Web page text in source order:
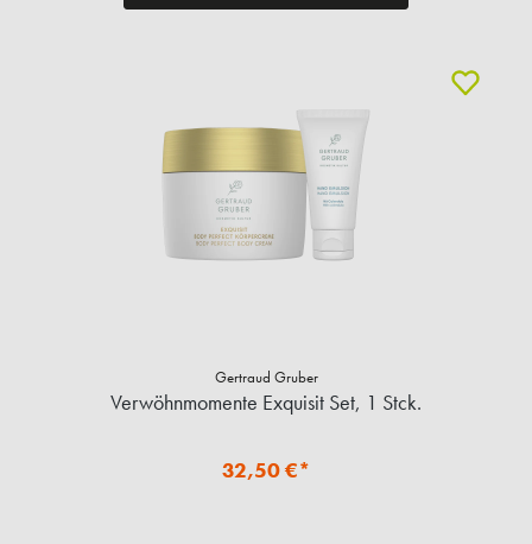
Gertraud Gruber
Verwöhnmomente Exquisit Set, 1 Stck.
32,50 €*